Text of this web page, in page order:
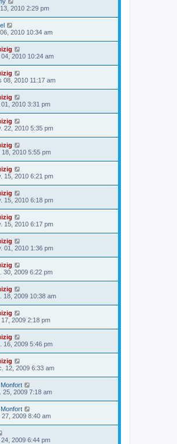
2010 2:29 pm
2010 10:34 am
2010 10:24 am
08, 2010 11:17 am
2010 3:31 pm
22, 2010 5:35 pm
18, 2010 5:55 pm
15, 2010 6:21 pm
15, 2010 6:18 pm
15, 2010 6:17 pm
01, 2010 1:36 pm
30, 2009 6:22 pm
18, 2009 10:38 am
2009 2:18 pm
16, 2009 5:46 pm
12, 2009 6:33 am
25, 2009 7:18 am
27, 2009 8:40 am
2009 6:44 pm